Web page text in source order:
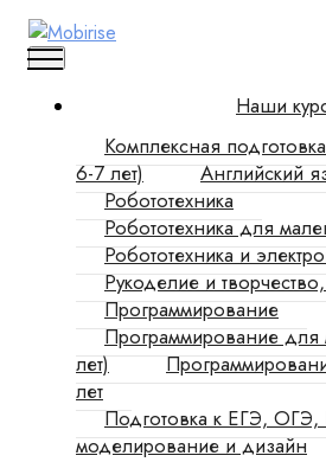
Наши
Комплексная
6-7 лет)
Английский
Робототехника
Робототехника для
Робототехника и
Рукоделие и
Программирование
Программирование для
лет)
лет
Подготовка к ЕГЭ,
моделирование и дизайн